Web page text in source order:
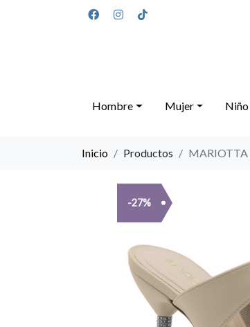
Hombre Mujer Niño
Inicio Productos MARIOTTA
-27%